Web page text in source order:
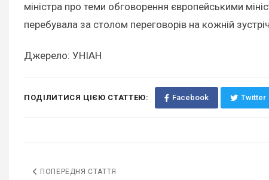
міністра про теми обговорення європейськими
перебувала за столом переговорів на кожній
Джерело: УНІАН
ПОДІЛИТИСЯ ЦІЄЮ СТАТТЕЮ: Facebook Twitter
ПОПЕРЕДНЯ СТАТТЯ